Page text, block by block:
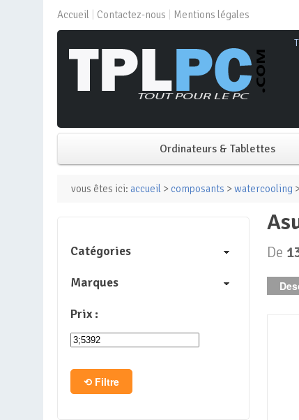
Accueil Contactez-nous Mentions légales
Ordinateurs & Tablettes
PC de bureau
Mini PC
PC Tout-en-un
Tablettes
vous êtes ici: accueil > composants > watercooling
De
Catégories
Marques
Prix :
Filtre